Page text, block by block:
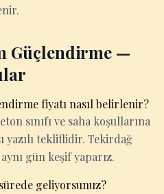
Güçlendirme —
fiyatı nasıl belirlenir?
sınıfı ve saha koşullarına
yazılı tekliflidir. Tekirdağ
gün keşif yaparız.
geliyorsunuz?